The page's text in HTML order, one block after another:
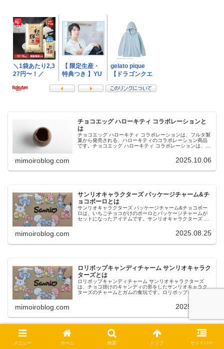
チョコエッグ ハローキティ コラボレーションと
は
チョコエッグ ハローキティ コラボレーションは、フルタ製
菓から発売される、ハローキティのコラボレーション商品
です。チョコエッグ ハローキティ コラボレーションは、卵
mimoiroblog.com 2025.10.06
サンリオキャラクターズ パッケージチャーム&チ
ョコボーロとは
サンリオキャラクターズ パッケージチャーム&チョコボー
ロは、いちごチョコがけのボーロとパッケージチャームが
セットになったアイテムです。サンリオキャラクターズ パ
mimoiroblog.com 2025.08.25
ロリポップキャンディチャーム サンリオキャラク
ターズとは
ロリポップキャンディチャーム サンリオキャラクターズ
は、チョコ掛けのキャンディの形をしたサンリオキャラク
ターズのチャームとガムの食玩です。ロリポップキャンデ
mimoiroblog.com 2025.07.23
ロイテリ菌はどれが良い？効果やおすすめのロイ
メニュー ホーム 検索 トップ サイドバー